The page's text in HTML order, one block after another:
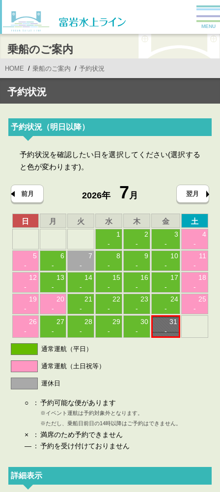
MENU
乗船のご案内
HOME 乗船のご案内 予約状況
予約状況
予約状況（明日以降）
予約状況を確認したい日を選択してください(選択する
と色が変わります)。
前月 2026年 7月 翌月
日 月 火 水 木 金 土
1
-
2
-
3
-
4
-
5
-
6
-
7
-
8
-
9
-
10
-
11
-
12
-
13
-
14
-
15
-
16
-
17
-
18
-
19
-
20
-
21
-
22
-
23
-
24
-
25
-
26
-
27
-
28
-
29
-
30
-
31
-
通常運航（平日）
通常運航（土日祝等）
運休日
○ ： 予約可能な便があります
※イベント運航は予約対象外となります。
※ただし、乗船日前日の14時以降はご予約はできません。
× ： 満席のため予約できません
— ： 予約を受け付けておりません
詳細表示